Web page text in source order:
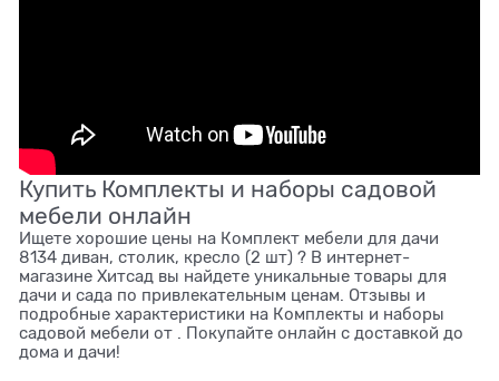
Купить Комплекты и наборы садовой
мебели онлайн
Ищете хорошие цены на Комплект мебели для дачи
8134 диван, столик, кресло (2 шт) ? В интернет-
магазине Хитсад вы найдете уникальные товары для
дачи и сада по привлекательным ценам. Отзывы и
подробные характеристики на Комплекты и наборы
садовой мебели от . Покупайте онлайн с доставкой до
дома и дачи!